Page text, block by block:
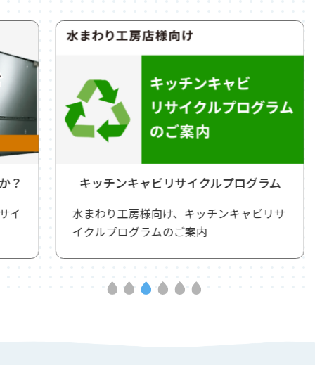
キッチンキャビリサイクルプログラム
水まわり工房様向け、キッチンキャビリサ
イクルプログラムのご案内